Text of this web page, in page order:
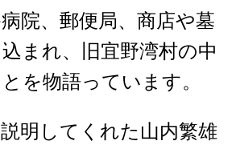
院、郵便局、商店や墓
まれ、旧宜野湾村の中
を物語っています。
明してくれた山内繁雄